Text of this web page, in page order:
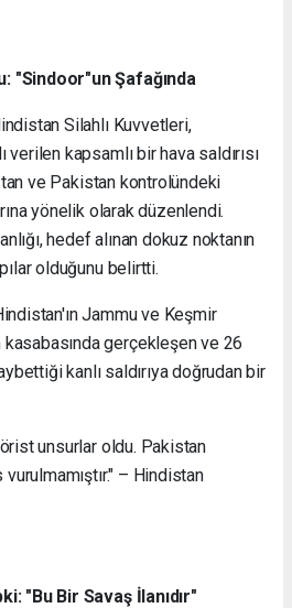
"Sindoor"un Şafağında
Silahlı Kuvvetleri,
kapsamlı bir hava saldırısı
ve Pakistan kontrolündeki
yönelik olarak düzenlendi.
hedef alınan dokuz noktanın
olduğunu belirtti.
Jammu ve Keşmir
gerçekleşen ve 26
kanlı saldırıya doğrudan bir
unsurlar oldu. Pakistan
– Hindistan
"Bu Bir Savaş İlanıdır"